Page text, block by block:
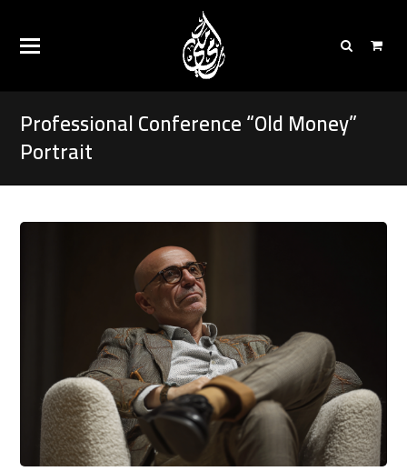
Professional Conference “Old Money”
Portrait